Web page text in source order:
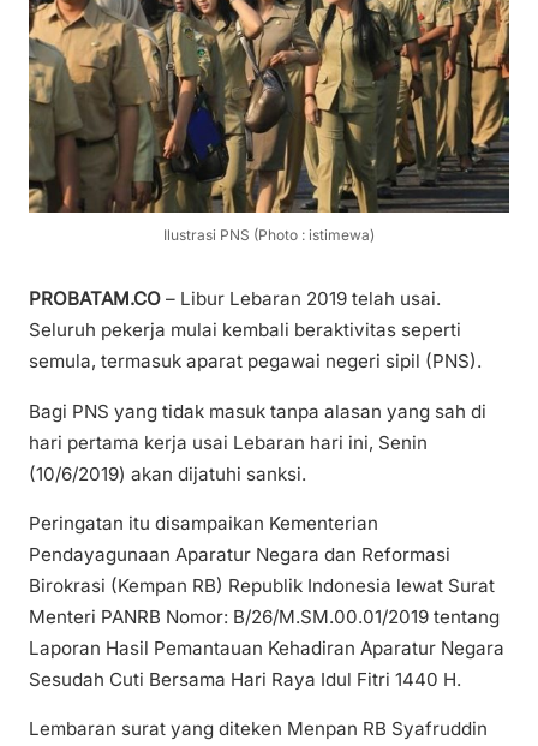
Ilustrasi PNS (Photo : istimewa)
PROBATAM.CO – Libur Lebaran 2019 telah usai.
Seluruh pekerja mulai kembali beraktivitas seperti
semula, termasuk aparat pegawai negeri sipil (PNS).
Bagi PNS yang tidak masuk tanpa alasan yang sah di
hari pertama kerja usai Lebaran hari ini, Senin
(10/6/2019) akan dijatuhi sanksi.
Peringatan itu disampaikan Kementerian
Pendayagunaan Aparatur Negara dan Reformasi
Birokrasi (Kempan RB) Republik Indonesia lewat Surat
Menteri PANRB Nomor: B/26/M.SM.00.01/2019 tentang
Laporan Hasil Pemantauan Kehadiran Aparatur Negara
Sesudah Cuti Bersama Hari Raya Idul Fitri 1440 H.
Lembaran surat yang diteken Menpan RB Syafruddin